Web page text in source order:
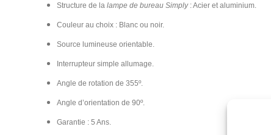
Structure de la lampe de bureau Simply: Acier et aluminium.
Couleur au choix : Blanc ou noir.
Source lumineuse orientable.
Interrupteur simple allumage.
Angle de rotation de 355º.
Angle d’orientation de 90º.
Garantie : 5 Ans.